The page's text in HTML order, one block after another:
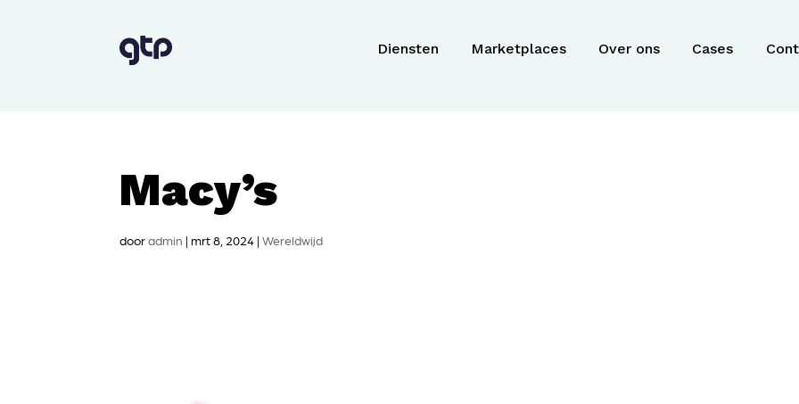
Diensten Marketplaces Over ons Cases
Macy’s
dooradmin |mrt 8, 2024 |Wereldwijd